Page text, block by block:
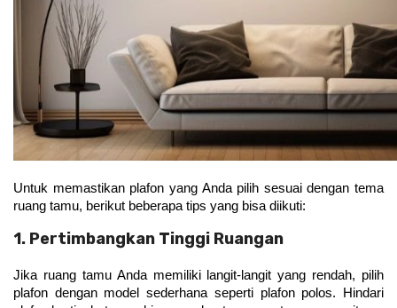
Untuk memastikan plafon yang Anda pilih sesuai dengan tema
ruang tamu, berikut beberapa tips yang bisa diikuti:
1. Pertimbangkan Tinggi Ruangan
Jika ruang tamu Anda memiliki langit-langit yang rendah, pilih
plafon dengan model sederhana seperti plafon polos. Hindari